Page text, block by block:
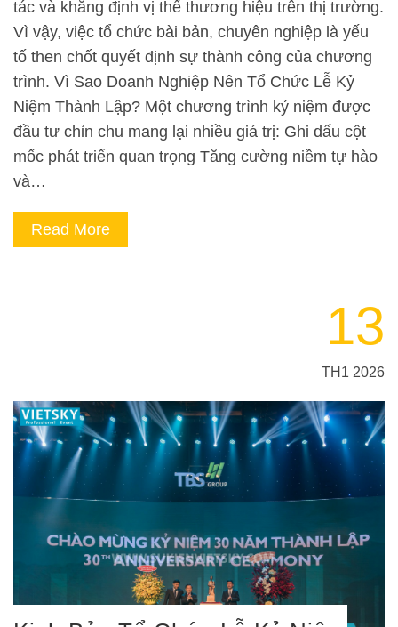
tác và khẳng định vị thế thương hiệu trên thị trường.
Vì vậy, việc tổ chức bài bản, chuyên nghiệp là yếu
tố then chốt quyết định sự thành công của chương
trình. Vì Sao Doanh Nghiệp Nên Tổ Chức Lễ Kỷ
Niệm Thành Lập? Một chương trình kỷ niệm được
đầu tư chỉn chu mang lại nhiều giá trị: Ghi dấu cột
mốc phát triển quan trọng Tăng cường niềm tự hào
và…
Read More
13
TH1 2026